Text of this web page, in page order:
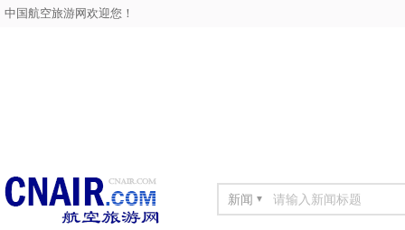
中国航空旅游网欢迎您！
新闻 ▼